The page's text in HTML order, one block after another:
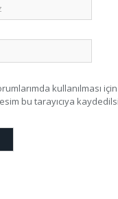
kullanılması
bu tarayıcıya